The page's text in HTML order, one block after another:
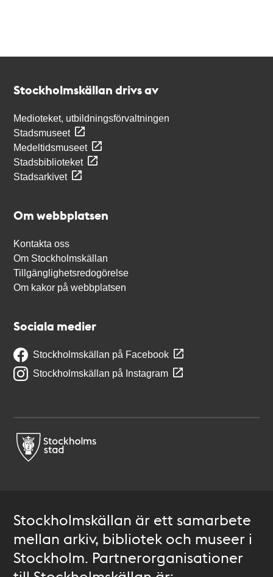
Stockholmskällan drivs av
Medioteket, utbildningsförvaltningen
Stadsmuseet
Medeltidsmuseet
Stadsbiblioteket
Stadsarkivet
Om webbplatsen
Kontakta oss
Om Stockholmskällan
Tillgänglighetsredogörelse
Om kakor på webbplatsen
Sociala medier
Stockholmskällan på Facebook
Stockholmskällan på Instagram
Stockholmskällan är ett samarbete
mellan arkiv, bibliotek och museer i
Stockholm. Partnerorganisationer